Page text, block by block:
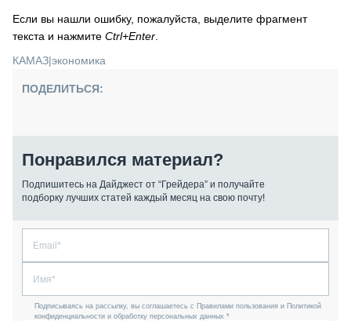
Если вы нашли ошибку, пожалуйста, выделите фрагмент
текста и нажмите Ctrl+Enter
КАМАЗ|экономика
ПОДЕЛИТЬСЯ:
Понравился материал?
Подпишитесь на Дайджест от “Грейдера” и получайте
подборку лучших статей каждый месяц на свою почту!
Подписываясь на рассылку, вы соглашаетесь с Правилами пользования и Политикой
конфиденциальности и обработку персональных данных *